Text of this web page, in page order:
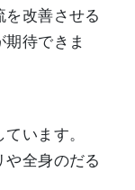
改善させる
待できま
います。
や全身のだる